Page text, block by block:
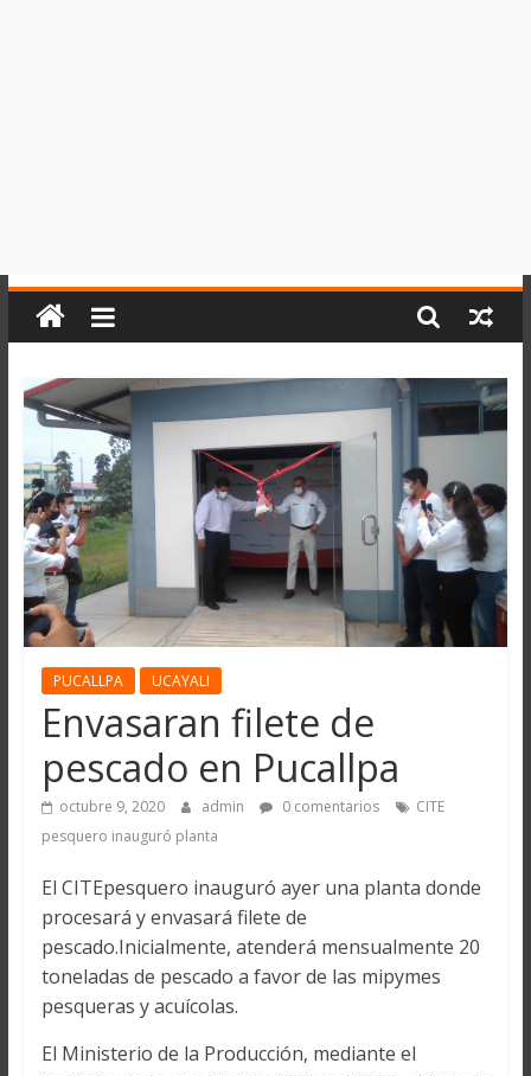
PUCALLPA UCAYALI
Envasaran filete de
pescado en Pucallpa
octubre 9, 2020 admin 0 comentarios
CITE
pesquero inauguró planta
El CITEpesquero inauguró ayer una planta donde
procesará y envasará filete de
pescado.Inicialmente, atenderá mensualmente 20
toneladas de pescado a favor de las mipymes
pesqueras y acuícolas.
El Ministerio de la Producción, mediante el